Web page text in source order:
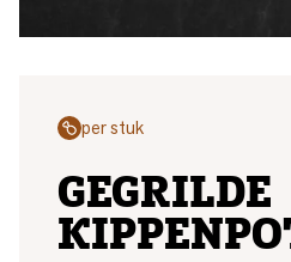
per stuk
GEGRILDE